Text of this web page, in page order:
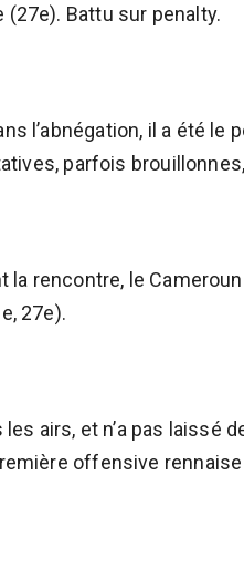
Battu sur penalty.
l’abnégation, il a été le
parfois
la rencontre, le
27e).
airs, et n’a pas laissé
offensive